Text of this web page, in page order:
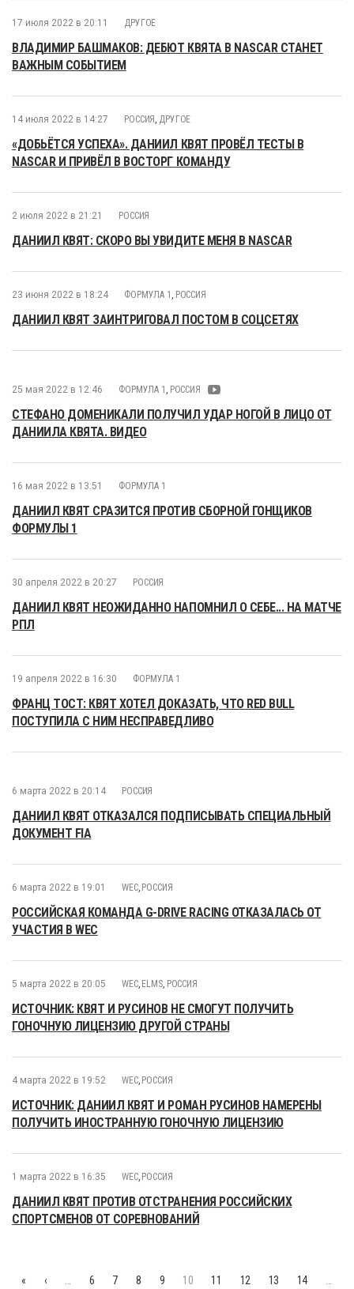
17 июля 2022 в 20:11 ДРУГОЕ
ВЛАДИМИР БАШМАКОВ: ДЕБЮТ КВЯТА В NASCAR СТАНЕТ
ВАЖНЫМ СОБЫТИЕМ
14 июля 2022 в 14:27 РОССИЯ , ДРУГОЕ
«ДОБЬЁТСЯ УСПЕХА». ДАНИИЛ КВЯТ ПРОВЁЛ ТЕСТЫ В
NASCAR И ПРИВЁЛ В ВОСТОРГ КОМАНДУ
2 июля 2022 в 21:21 РОССИЯ
ДАНИИЛ КВЯТ: СКОРО ВЫ УВИДИТЕ МЕНЯ В NASCAR
23 июня 2022 в 18:24 ФОРМУЛА 1 , РОССИЯ
ДАНИИЛ КВЯТ ЗАИНТРИГОВАЛ ПОСТОМ В СОЦСЕТЯХ
25 мая 2022 в 12:46 ФОРМУЛА 1 , РОССИЯ
СТЕФАНО ДОМЕНИКАЛИ ПОЛУЧИЛ УДАР НОГОЙ В ЛИЦО ОТ
ДАНИИЛА КВЯТА. ВИДЕО
16 мая 2022 в 13:51 ФОРМУЛА 1
ДАНИИЛ КВЯТ СРАЗИТСЯ ПРОТИВ СБОРНОЙ ГОНЩИКОВ
ФОРМУЛЫ 1
30 апреля 2022 в 20:27 РОССИЯ
ДАНИИЛ КВЯТ НЕОЖИДАННО НАПОМНИЛ О СЕБЕ... НА МАТЧЕ
РПЛ
19 апреля 2022 в 16:30 ФОРМУЛА 1
ФРАНЦ ТОСТ: КВЯТ ХОТЕЛ ДОКАЗАТЬ, ЧТО RED BULL
ПОСТУПИЛА С НИМ НЕСПРАВЕДЛИВО
6 марта 2022 в 20:14 РОССИЯ
ДАНИИЛ КВЯТ ОТКАЗАЛСЯ ПОДПИСЫВАТЬ СПЕЦИАЛЬНЫЙ
ДОКУМЕНТ FIA
6 марта 2022 в 19:01 WEC, РОССИЯ
РОССИЙСКАЯ КОМАНДА G-DRIVE RACING ОТКАЗАЛАСЬ ОТ
УЧАСТИЯ В WEC
5 марта 2022 в 20:05 WEC, ELMS, РОССИЯ
ИСТОЧНИК: КВЯТ И РУСИНОВ НЕ СМОГУТ ПОЛУЧИТЬ
ГОНОЧНУЮ ЛИЦЕНЗИЮ ДРУГОЙ СТРАНЫ
4 марта 2022 в 19:52 WEC, РОССИЯ
ИСТОЧНИК: ДАНИИЛ КВЯТ И РОМАН РУСИНОВ НАМЕРЕНЫ
ПОЛУЧИТЬ ИНОСТРАННУЮ ГОНОЧНУЮ ЛИЦЕНЗИЮ
1 марта 2022 в 16:35 WEC, РОССИЯ
ДАНИИЛ КВЯТ ПРОТИВ ОТСТРАНЕНИЯ РОССИЙСКИХ
СПОРТСМЕНОВ ОТ СОРЕВНОВАНИЙ
« ‹ 6 7 8 9 10 11 12 13 14